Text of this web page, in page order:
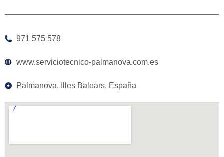
971 575 578
www.serviciotecnico-palmanova.com.es
Palmanova, Illes Balears, España